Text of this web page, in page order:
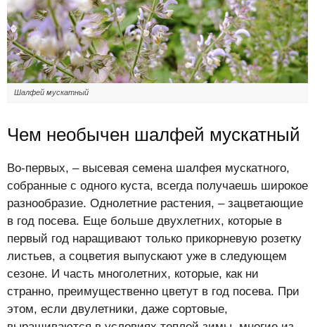
Шалфей мускатный
Чем необычен шалфей мускатный
Во-первых, – высевая семена шалфея мускатного,
собранные с одного куста, всегда получаешь широкое
разнообразие. Однолетние растения, – зацветающие
в год посева. Еще больше двухлетних, которые в
первый год наращивают только прикорневую розетку
листьев, а соцветия выпускают уже в следующем
сезоне. И часть многолетних, которые, как ни
странно, преимущественно цветут в год посева. При
этом, если двулетники, даже сортовые,